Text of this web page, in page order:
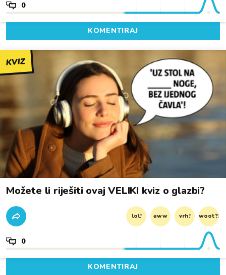
0
KOMENTIRAJ
KVIZ
Možete li riješiti ovaj VELIKI kviz o glazbi?
lol! aww vrh! woot?!
0
KOMENTIRAJ